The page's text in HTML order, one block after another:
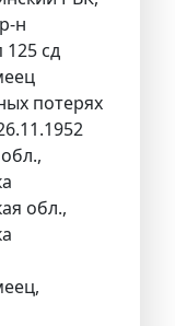
н
125 сд
потерях
обл.,